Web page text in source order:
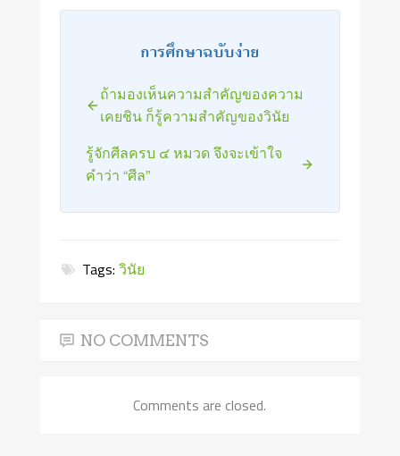
การศึกษาฉบับง่าย
ถ้ามองเห็นความสำคัญของความ
เคยชิน ก็รู้ความสำคัญของวินัย
รู้จักศีลครบ ๔ หมวด จึงจะเข้าใจ
คำว่า “ศีล”
Tags:วินัย
NO COMMENTS
Comments are closed.